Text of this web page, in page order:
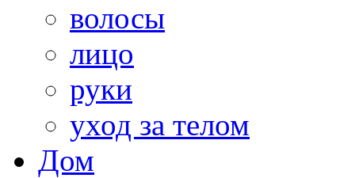
волосы
лицо
руки
уход за телом
Дом